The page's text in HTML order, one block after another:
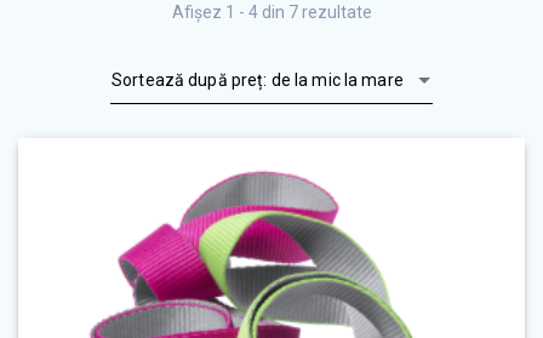
Afișez 1 - 4 din 7 rezultateSortat
mic
la